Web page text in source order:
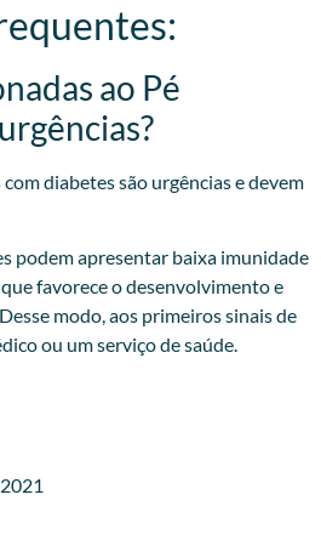
ao Pé
diabetes são urgências e devem
podem apresentar baixa imunidade
favorece o desenvolvimento e
modo, aos primeiros sinais de
ou um serviço de saúde.